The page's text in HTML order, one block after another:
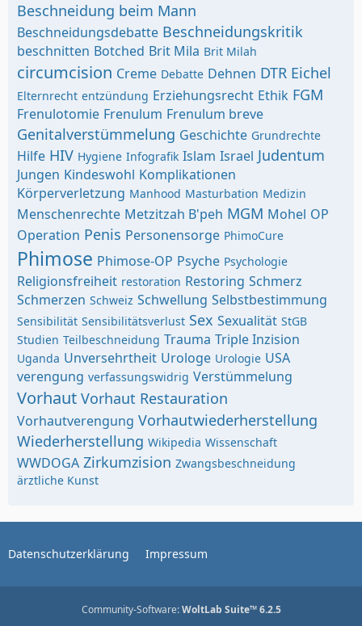
Beschneidung beim Mann
Beschneidungsdebatte Beschneidungskritik
beschnitten Botched Brit Mila Brit Milah
circumcision Creme Debatte Dehnen DTR Eichel
Elternrecht entzündung Erziehungsrecht Ethik FGM
Frenulotomie Frenulum Frenulum breve
Genitalverstümmelung Geschichte Grundrechte
Hilfe HIV Hygiene Infografik Islam Israel Judentum
Jungen Kindeswohl Komplikationen
Körperverletzung Manhood Masturbation Medizin
Menschenrechte Metzitzah B'peh MGM Mohel OP
Operation Penis Personensorge PhimoCure
Phimose Phimose-OP Psyche Psychologie
Religionsfreiheit restoration Restoring Schmerz
Schmerzen Schweiz Schwellung Selbstbestimmung
Sensibilität Sensibilitätsverlust Sex Sexualität StGB
Studien Teilbeschneidung Trauma Triple Inzision
Uganda Unversehrtheit Urologe Urologie USA
verengung verfassungswidrig Verstümmelung
Vorhaut Vorhaut Restauration
Vorhautverengung Vorhautwiederherstellung
Wiederherstellung Wikipedia Wissenschaft
WWDOGA Zirkumzision Zwangsbeschneidung
ärztliche Kunst
Datenschutzerklärung Impressum
Community-Software:WoltLab Suite™ 6.2.5